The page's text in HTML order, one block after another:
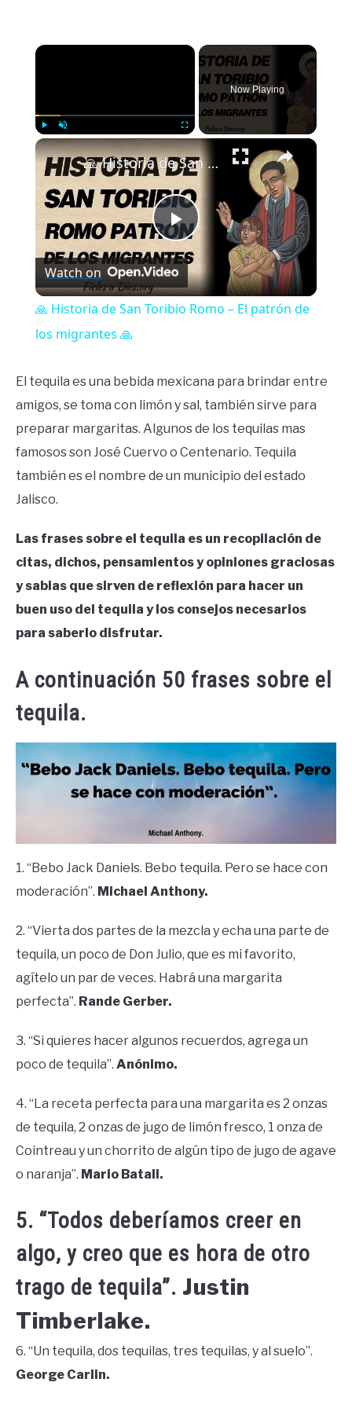
×
Play Unmute Fullscreen
Now Playing
×
Play
Video
🙏 Historia de San Toribio Romo – El patrón de los migrantes 🙏
Watch on
🙏 Historia de San Toribio Romo – El patrón de
los migrantes 🙏
El tequila es una bebida mexicana para brindar entre
amigos, se toma con limón y sal, también sirve para
preparar margaritas. Algunos de los tequilas mas
famosos son José Cuervo o Centenario. Tequila
también es el nombre de un municipio del estado
Jalisco.
Las frases sobre el tequila es un recopilación de
citas, dichos, pensamientos y opiniones graciosas
y sabias que sirven de reflexión para hacer un
buen uso del tequila y los consejos necesarios
para saberlo disfrutar.
A continuación 50 frases sobre el
tequila.
1. “Bebo Jack Daniels. Bebo tequila. Pero se hace con
moderación”. Michael Anthony.
2. “Vierta dos partes de la mezcla y echa una parte de
tequila, un poco de Don Julio, que es mi favorito,
agítelo un par de veces. Habrá una margarita
perfecta”. Rande Gerber.
3. “Si quieres hacer algunos recuerdos, agrega un
poco de tequila”. Anónimo.
4. “La receta perfecta para una margarita es 2 onzas
de tequila, 2 onzas de jugo de limón fresco, 1 onza de
Cointreau y un chorrito de algún tipo de jugo de agave
o naranja”. Mario Batali.
5. “Todos deberíamos creer en
algo, y creo que es hora de otro
trago de tequila”. Justin
Timberlake.
6. “Un tequila, dos tequilas, tres tequilas, y al suelo”.
George Carlin.